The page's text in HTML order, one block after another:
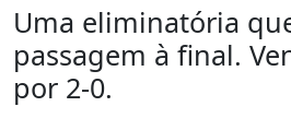
Uma eliminatória
passagem à final.
por 2-0.